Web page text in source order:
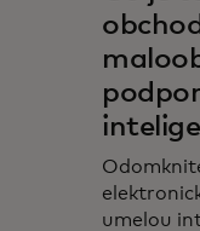
umelou